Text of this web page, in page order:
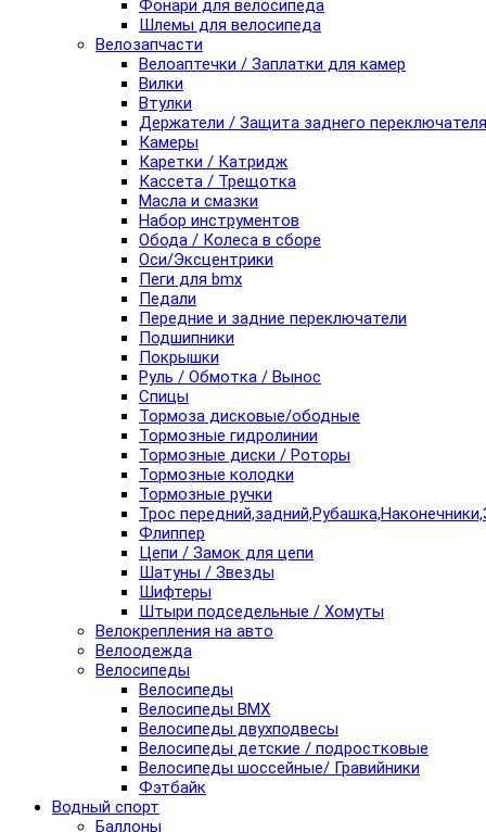
Фонари для велосипеда
Шлемы для велосипеда
Велозапчасти
Велоаптечки / Заплатки для камер
Вилки
Втулки
Держатели / Защита заднего переключателя
Камеры
Каретки / Катридж
Кассета / Трещотка
Масла и смазки
Набор инструментов
Обода / Колеса в сборе
Оси/Эксцентрики
Пеги для bmx
Педали
Передние и задние переключатели
Подшипники
Покрышки
Руль / Обмотка / Вынос
Спицы
Тормоза дисковые/ободные
Тормозные гидролинии
Тормозные диски / Роторы
Тормозные колодки
Тормозные ручки
Трос
Флиппер
Цепи / Замок для цепи
Шатуны / Звезды
Шифтеры
Штыри подседельные / Хомуты
Велокрепления на авто
Велоодежда
Велосипеды
Велосипеды
Велосипеды BMX
Велосипеды двухподвесы
Велосипеды детские / подростковые
Велосипеды шоссейные/ Гравийники
Фэтбайк
Водный спорт
Баллоны